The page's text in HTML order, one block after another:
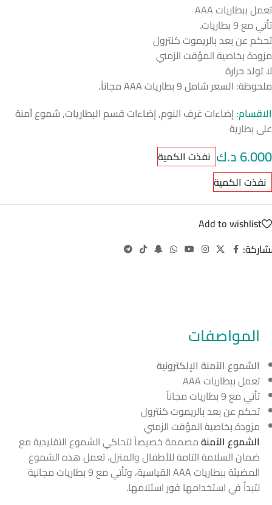
تعمل ببطاريات AAA
تأتي مع 9 بطاريات.
تحكم عن بعد بالريموت كنترول
مزودة بخاصية المؤقت الزمني
لا تولد حرارة
ملحوظة: السعر شامل 9 بطاريات AAA مجاناً.
الاقسام:إضاءات غرف النوم,إضاءات قسم البطاريات,شموع آمنة
على بطارية
6.000د.ك نفذت الكمية
نفذت الكمية
Add to wishlist
المواصفات
الشموع الآمنة الإلكترونية
تعمل ببطاريات AAA
تأتي مع 9 بطاريات مجاناً
تحكم عن بعد بالريموت كنترول
مزودة بخاصية المؤقت الزمني
الشموع الآمنةمصممة خصيصاً لتحاكي الشموع التقليدية مع
ضمان السلامة التامة للأطفال والمنزل، تعمل هذه الشموع
المضيئة ببطاريات AAA القياسية، وتأتي مع 9 بطاريات مجانية
لتبدأ في استخدامها فور استلامها.